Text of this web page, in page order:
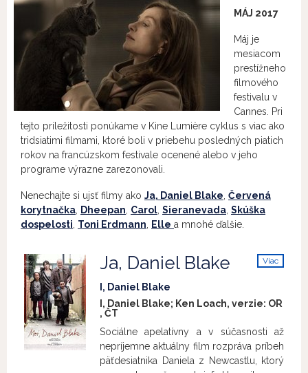
MÁJ 2017
Máj je
mesiacom
prestížneho
filmového
festivalu v
Cannes. Pri
tejto príležitosti ponúkame v Kine Lumière cyklus s viac ako
tridsiatimi filmami, ktoré boli v priebehu posledných piatich
rokov na francúzskom festivale ocenené alebo v jeho
programe výrazne zarezonovali.
Nenechajte si ujsť filmy ako Ja, Daniel Blake Červená
korytnačka
Dheepan Carol Sieranevada Skúška
dospelosti Toni Erdmann Elle a mnohé ďalšie.
Viac
Ja, Daniel Blake
I, Daniel Blake
I, Daniel Blake; Ken Loach, verzie: OR
, ČT
Sociálne apelatívny a v súčasnosti až
nepríjemne aktuálny film rozpráva príbeh
päťdesiatnika Daniela z Newcastlu, ktorý